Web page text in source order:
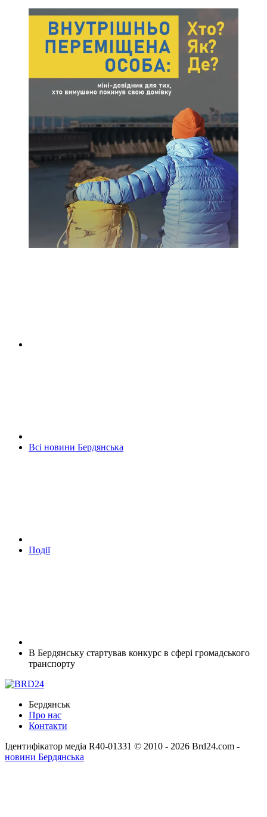
Всі новини Бердянська
Події
В Бердянську стартував конкурс в сфері громадського
транспорту
Бердянськ
Про нас
Контакти
Ідентифікатор медіа R40-01331 © 2010 - 2026 Brd24.com -
новини Бердянська